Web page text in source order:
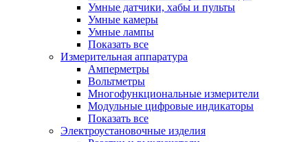
Умные датчики, хабы и пульты
Умные камеры
Умные лампы
Показать все
Измерительная аппаратура
Амперметры
Вольтметры
Многофункциональные измерители
Модульные цифровые индикаторы
Показать все
Электроустановочные изделия